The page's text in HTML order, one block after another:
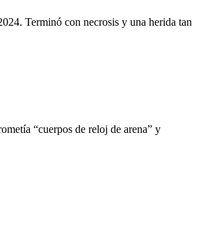
Terminó con necrosis y una herida tan
“cuerpos de reloj de arena” y